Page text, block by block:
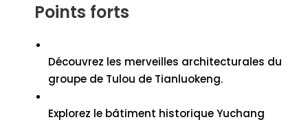
Points forts
Découvrez les merveilles architecturales du
groupe de Tulou de Tianluokeng.
Explorez le bâtiment historique Yuchang